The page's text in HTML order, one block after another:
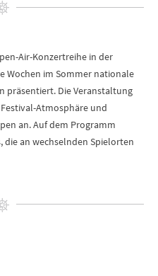
Air-Konzertreihe in der
Wochen im Sommer nationale
präsentiert. Die Veranstaltung
Atmosphäre und
an. Auf dem Programm
die an wechselnden Spielorten